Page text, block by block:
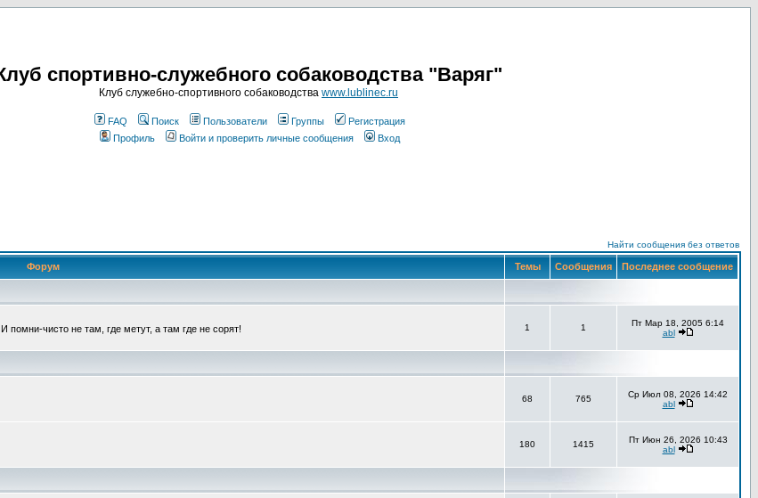
спортивно-служебного собаководства "Варяг"
Клуб служебно-спортивного собаководства www.lublinec.ru
FAQ Поиск Пользователи Группы
Регистрация
Профиль
Войти и проверить личные сообщения Вход
Найти сообщения без ответов
Форум Темы Сообщения Последнее сообщение
чисто не там, где метут, а там где не сорят! 1 1
Пт Мар 18, 2005 6:14
abl
68 765
Ср Июл 08, 2026 14:42
abl
180 1415
Пт Июн 26, 2026 10:43
abl